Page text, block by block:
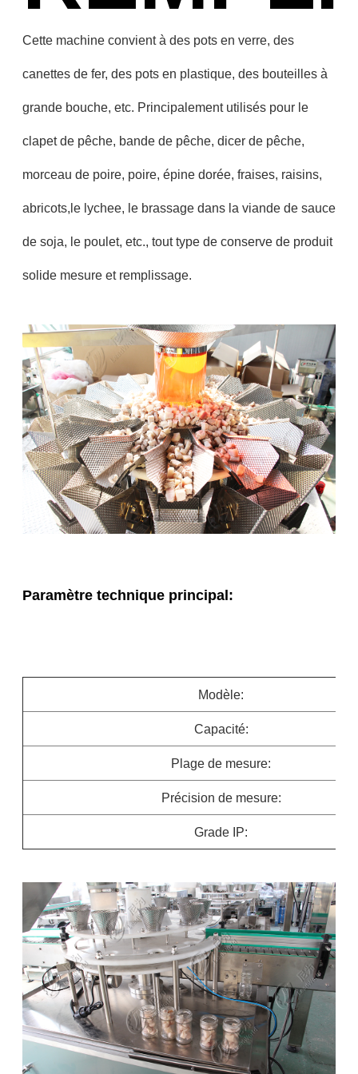
Cette machine convient à des pots en verre, des
canettes de fer, des pots en plastique, des bouteilles à
grande bouche, etc. Principalement utilisés pour le
clapet de pêche, bande de pêche, dicer de pêche,
morceau de poire, poire, épine dorée, fraises, raisins,
abricots,le lychee, le brassage dans la viande de sauce
de soja, le poulet, etc., tout type de conserve de produit
solide mesure et remplissage.
Paramètre technique principal:
Modèle:
Capacité:
Plage de mesure:
Précision de mesure:
Grade IP: